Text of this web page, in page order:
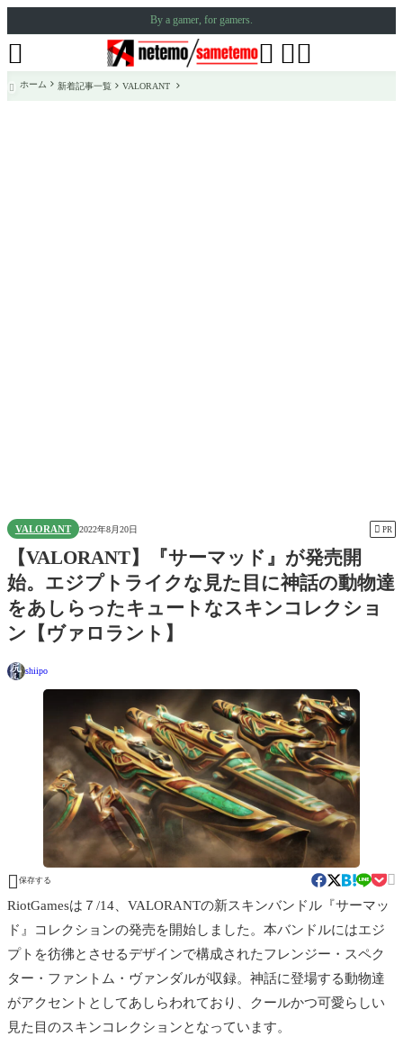
By a gamer, for gamers.
 

 ホーム 新着記事一覧 VALORANT
VALORANT 2022年8月20日  PR
【VALORANT】『サーマッド』が発売開
始。エジプトライクな見た目に神話の動物達
をあしらったキュートなスキンコレクショ
ン【ヴァロラント】
shiipo
 保存する 
RiotGamesは７/14、VALORANTの新スキンバンドル『サーマッ
ド』コレクションの発売を開始しました。本バンドルにはエジ
プトを彷彿とさせるデザインで構成されたフレンジー・スペク
ター・ファントム・ヴァンダルが収録。神話に登場する動物達
がアクセントとしてあしらわれており、クールかつ可愛らしい
見た目のスキンコレクションとなっています。